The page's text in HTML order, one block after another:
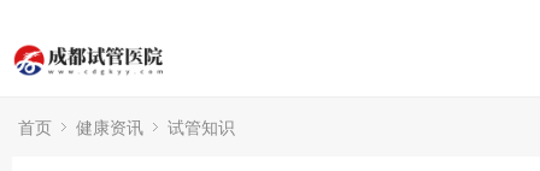
首页 健康资讯 试管知识